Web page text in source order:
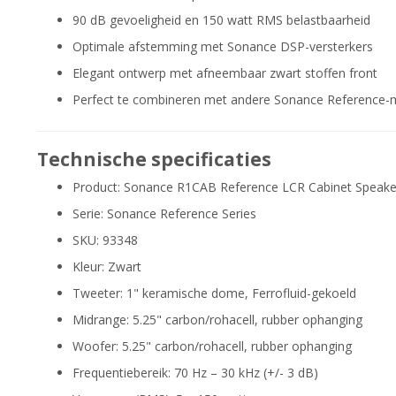
90 dB gevoeligheid en 150 watt RMS belastbaarheid
Optimale afstemming met Sonance DSP-versterkers
Elegant ontwerp met afneembaar zwart stoffen front
Perfect te combineren met andere Sonance Reference-
Technische specificaties
Product: Sonance R1CAB Reference LCR Cabinet
Serie: Sonance Reference Series
SKU: 93348
Kleur: Zwart
Tweeter: 1" keramische dome, Ferrofluid-gekoeld
Midrange: 5.25" carbon/rohacell, rubber ophanging
Woofer: 5.25" carbon/rohacell, rubber ophanging
Frequentiebereik: 70 Hz – 30 kHz (+/- 3 dB)